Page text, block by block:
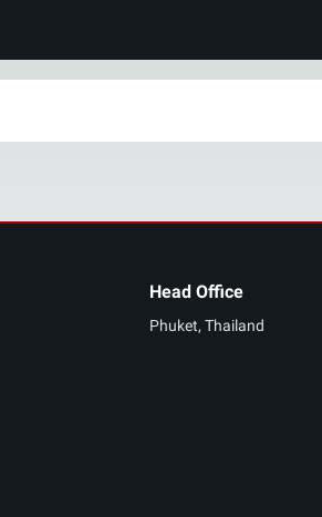
Head Office
Phuket, Thailand